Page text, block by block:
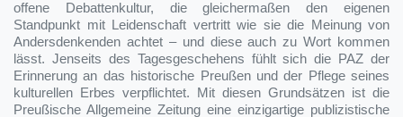
offene Debattenkultur, die gleichermaßen den eigenen
Standpunkt mit Leidenschaft vertritt wie sie die Meinung von
Andersdenkenden achtet – und diese auch zu Wort kommen
lässt. Jenseits des Tagesgeschehens fühlt sich die PAZ der
Erinnerung an das historische Preußen und der Pflege seines
kulturellen Erbes verpflichtet. Mit diesen Grundsätzen ist die
Preußische Allgemeine Zeitung eine einzigartige publizistische